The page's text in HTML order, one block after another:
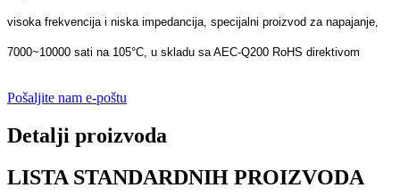
visoka frekvencija i niska impedancija, specijalni proizvod za napajanje,
7000~10000 sati na 105°C, u skladu sa AEC-Q200 RoHS direktivom
Pošaljite nam e-poštu
Detalji proizvoda
LISTA STANDARDNIH PROIZVODA